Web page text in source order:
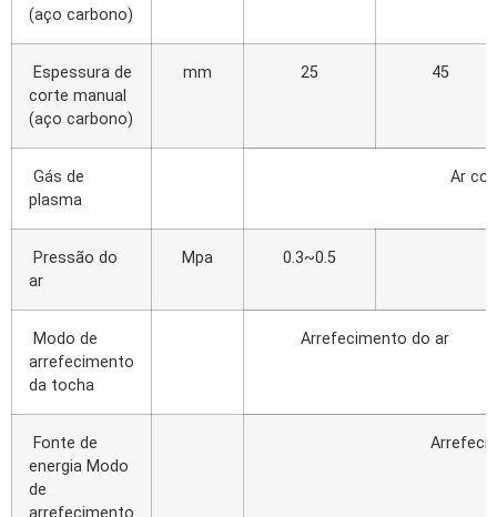
(aço carbono)
Espessura de
corte manual
(aço carbono)
mm 25 45
Gás de
plasma
Ar
Pressão do
ar
Mpa 0.3~0.5
Modo de
arrefecimento
da tocha
Arrefecimento do ar
Fonte de
energia Modo
de
arrefecimento